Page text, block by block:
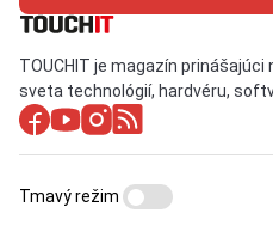
TOUCHIT je magazín
sveta technológií, hardvéru,
Tmavý režim